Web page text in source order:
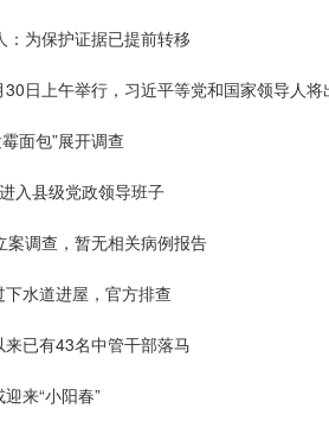
：为保护证据已提前转移
日上午举行，习近平等党和国家领导人将
面包”展开调查
入县级党政领导班子
案调查，暂无相关病例报告
水道进屋，官方排查
已有43名中管干部落马
来“小阳春”